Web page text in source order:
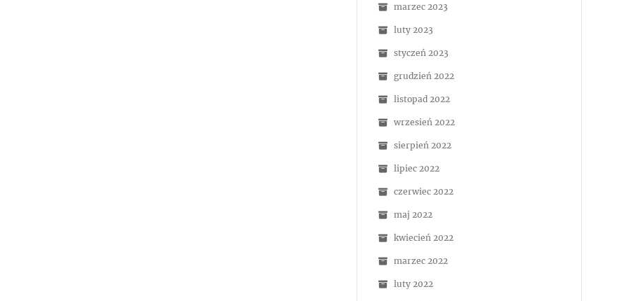
marzec 2023
luty 2023
styczeń 2023
grudzień 2022
listopad 2022
wrzesień 2022
sierpień 2022
lipiec 2022
czerwiec 2022
maj 2022
kwiecień 2022
marzec 2022
luty 2022